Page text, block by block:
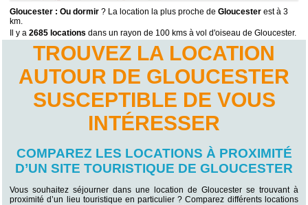
Gloucester : Ou dormir ? La location la plus proche deGloucester est à 3
km.
Il y a2685 locations dans un rayon de 100 kms à vol d'oiseau de Gloucester.
TROUVEZ LA LOCATION
AUTOUR DE GLOUCESTER
SUSCEPTIBLE DE VOUS
INTÉRESSER
COMPAREZ LES LOCATIONS À PROXIMITÉ
D’UN SITE TOURISTIQUE DE GLOUCESTER
Vous souhaitez séjourner dans une location de Gloucester se trouvant à
proximité d’un lieu touristique en particulier ? Comparez différents locations